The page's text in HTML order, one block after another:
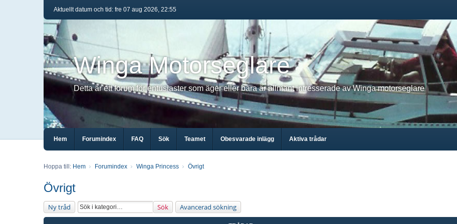
Aktuellt datum och tid: fre 07 aug 2026, 22:55
Winga Motorseglare
Detta är ett forum för entusiaster som äger eller bara är allmänt intresserade av Winga motorseglare
Hem Forumindex FAQ Sök Teamet Obesvarade inlägg Aktiva trådar
Hoppa till: Hem Forumindex Winga Princess Övrigt
Övrigt
Ny tråd Sök Avancerad sökning